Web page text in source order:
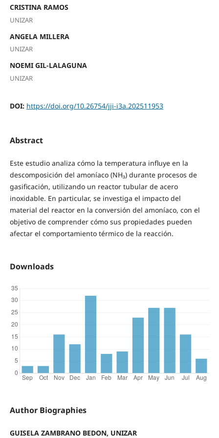
CRISTINA RAMOS
UNIZAR
ANGELA MILLERA
UNIZAR
NOEMI GIL-LALAGUNA
UNIZAR
DOI: https://doi.org/10.26754/jji-i3a.202511953
Abstract
Este estudio analiza cómo la temperatura influye en la
descomposición del amoníaco (NH₃) durante procesos de
gasificación, utilizando un reactor tubular de acero
inoxidable. En particular, se investiga el impacto del
material del reactor en la conversión del amoníaco, con el
objetivo de comprender cómo sus propiedades pueden
afectar el comportamiento térmico de la reacción.
Downloads
Author Biographies
GUISELA ZAMBRANO BEDON, UNIZAR